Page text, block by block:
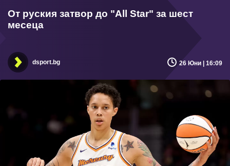
От руския затвор до "All Star" за шест
месеца
dsport.bg 26 Юни | 16:09